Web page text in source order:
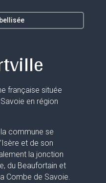
française située
en région
commune se
et de son
la jonction
du Beaufortain et
Combe de Savoie.